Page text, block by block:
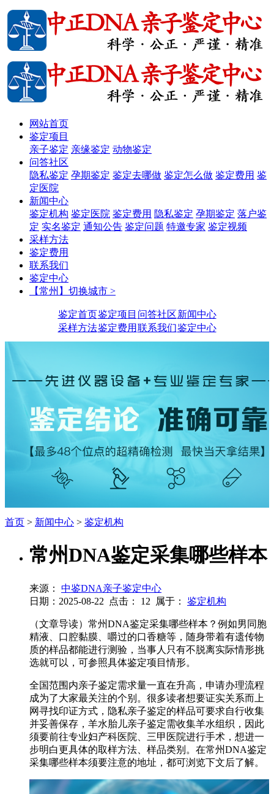
网站首页
鉴定项目
亲子鉴定 亲缘鉴定 动物鉴定
问答社区
隐私鉴定 孕期鉴定 鉴定去哪做 鉴定怎么做 鉴定费用 鉴
定医院
新闻中心
鉴定机构 鉴定医院 鉴定费用 隐私鉴定 孕期鉴定 落户鉴
定 实名鉴定 通知公告 鉴定问题 特邀专家 鉴定视频
采样方法
鉴定费用
联系我们
鉴定中心
【常州】切换城市 >
鉴定首页鉴定项目 问答社区新闻中心
采样方法鉴定费用 联系我们鉴定中心
首页 > 新闻中心 > 鉴定机构
常州DNA鉴定采集哪些样本
来源：
中鉴DNA亲子鉴定中心
日期：2025-08-22
点击： 12 属于： 鉴定机构
（文章导读）常州DNA鉴定采集哪些样本？例如男同胞
精液、口腔黏膜、嚼过的口香糖等，随身带着有遗传物
质的样品都能进行测验，当事人只有不脱离实际情形挑
选就可以，可参照具体鉴定项目情形。
全国范围内亲子鉴定需求量一直在升高，申请办理流程
成为了大家最关注的个别。很多读者想要证实关系而上
网寻找印证方式，隐私亲子鉴定的样品可要求自行收集
并妥善保存，羊水胎儿亲子鉴定需收集羊水组织，因此
须要前往专业妇产科医院、三甲医院进行手术，想进一
步明白更具体的取样方法、样品类别。在常州DNA鉴定
采集哪些样本须要注意的地址，都可浏览下文后了解。